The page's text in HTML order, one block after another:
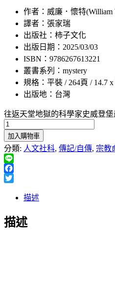
作者：威廉．懷特(William
譯者：張家瑞
出版社：柿子文化
出版日期：2025/03/03
ISBN：9786267613221
叢書系列：mystery
規格：平裝 / 264頁 / 14.7
出版地：台灣
往返天堂地獄的科學家史威登堡
加入購物車
分類: 人文社科, 傳記/自傳, 宗教
Line
Facebook
描述
描述